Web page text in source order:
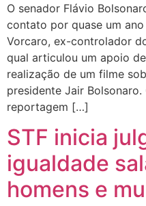
O senador Flávio
contato por quase um
Vorcaro, ex-controlador
qual articulou um apoio
realização de um filme
presidente Jair
reportagem […]
STF inicia
igualdade
homens e